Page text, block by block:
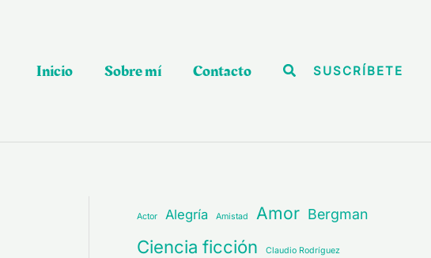
Inicio Sobre mí Contacto BuscarSUSCRÍBETE
Actor Alegría Amistad Amor Bergman
Ciencia ficción Claudio Rodríguez